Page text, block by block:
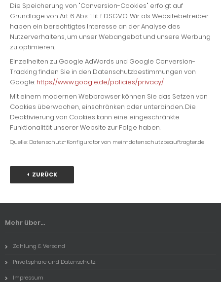
Die Speicherung von "Conversion-Cookies" erfolgt auf
Grundlage von Art. 6 Abs. 1 lit. f DSGVO. Wir als Websitebetreiber
haben ein berechtigtes Interesse an der Analyse des
Nutzerverhaltens, um unser Webangebot und unsere Werbung
zu optimieren.
Einzelheiten zu Google AdWords und Google Conversion-
Tracking finden Sie in den Datenschutzbestimmungen von
Google: https://www.google.de/policies/privacy/.
Mit einem modernen Webbrowser können Sie das Setzen von
Cookies überwachen, einschränken oder unterbinden. Die
Deaktivierung von Cookies kann eine eingeschränkte
Funktionalität unserer Website zur Folge haben.
Quelle: Datenschutz-Konfigurator von mein-datenschutzbeauftragter.de
ZURÜCK
Mehr über...
Zahlung & Versand
Privatsphäre und Datenschutz
Impressum